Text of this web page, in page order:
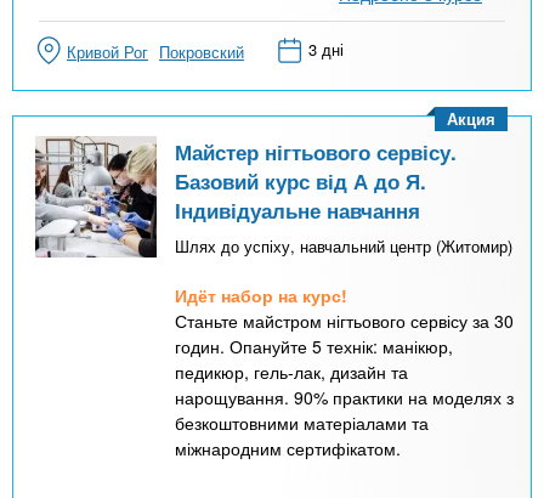
Кривой Рог Покровский 3 дні
Майстер нігтьового сервісу.
Базовий курс від А до Я.
Індивідуальне навчання
Шлях до успіху, навчальний центр (Житомир)
Идёт набор на курс!
Станьте майстром нігтьового сервісу за 30
годин. Опануйте 5 технік: манікюр,
педикюр, гель-лак, дизайн та
нарощування. 90% практики на моделях з
безкоштовними матеріалами та
міжнародним сертифікатом.
Акция